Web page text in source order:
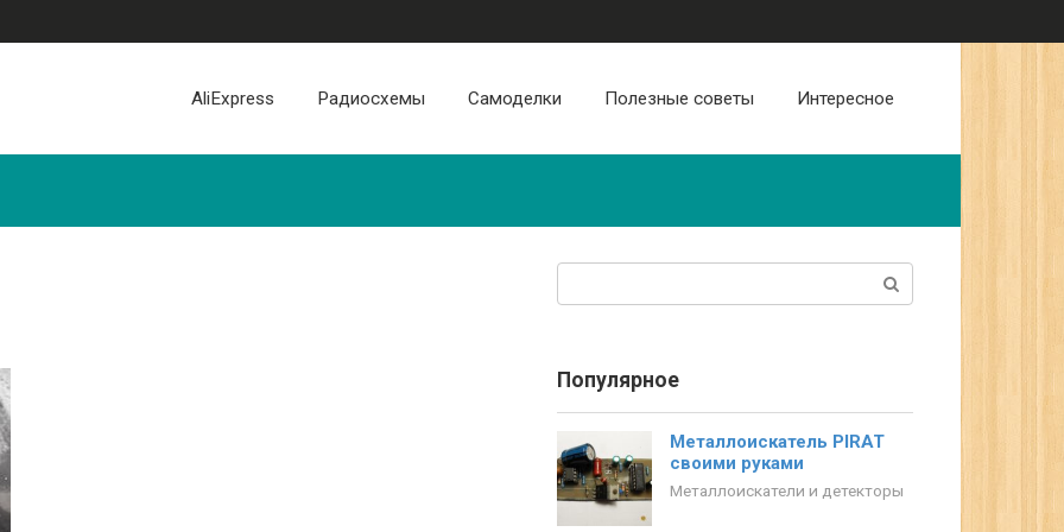
AliExpress Радиосхемы Самоделки Полезные советы Интересное
Популярное
Металлоискатель PIRAT
своими руками
Металлоискатели и детекторы